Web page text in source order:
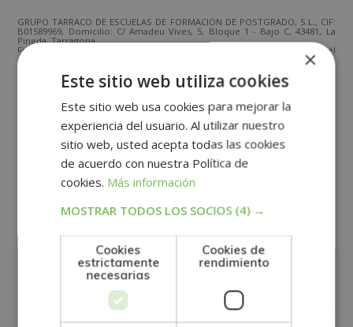
GRUPO TARRACO DE ESCUELAS DE FORMACIÓN DE POSTGRADO, S.L., CIF:
B01589969, Domicilio: C/ Amadeu Vives, 5, Bloque 1 - Bajo C, 43481, La
Pineda, Tarragona.
Finalidad del Tratamiento: Tratamos la información que nos facilita con el
fin de enviarle correos electrónicos de tipo comercial relacionado con
los productos ofrecidos y otros tipo de productos que fueran de su
Legitimación del tratamiento: Consentimiento del interesado.
dirigiéndose a la dirección direccion@grupotarraco.com.
Para más información consulte nuestra Política de Privacidad.
Desea recibir información comercial (vía telefónica y/o email):
Alternative:
Otras titulaciones
RRHH
×
Este sitio web utiliza cookies
Este sitio web usa cookies para mejorar la
experiencia del usuario. Al utilizar nuestro
sitio web, usted acepta todas las cookies
de acuerdo con nuestra Política de
cookies. Más información
MOSTRAR TODOS LOS SOCIOS (4) →
Cookies
estrictamente
necesarias
Cookies de
rendimiento